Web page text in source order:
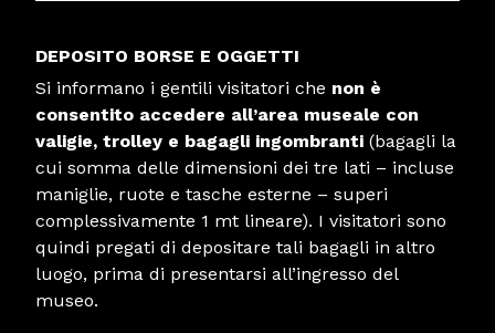
DEPOSITO BORSE E OGGETTI
Si informano i gentili visitatori che non è
consentito accedere all’area museale con
valigie, trolley e bagagli ingombranti (bagagli la
cui somma delle dimensioni dei tre lati – incluse
maniglie, ruote e tasche esterne – superi
complessivamente 1 mt lineare). I visitatori sono
quindi pregati di depositare tali bagagli in altro
luogo, prima di presentarsi all’ingresso del
museo.